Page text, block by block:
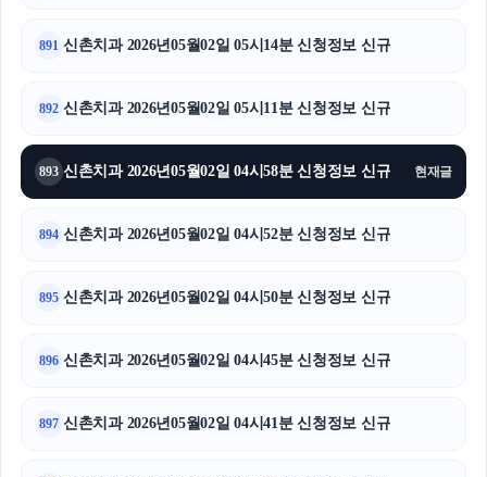
891 신촌치과 2026년05월02일 05시14분 신청정보 신규
892 신촌치과 2026년05월02일 05시11분 신청정보 신규
893 신촌치과 2026년05월02일 04시58분 신청정보 신규 현재글
894 신촌치과 2026년05월02일 04시52분 신청정보 신규
895 신촌치과 2026년05월02일 04시50분 신청정보 신규
896 신촌치과 2026년05월02일 04시45분 신청정보 신규
897 신촌치과 2026년05월02일 04시41분 신청정보 신규